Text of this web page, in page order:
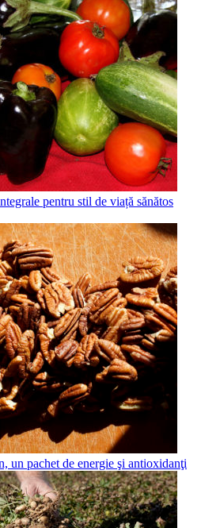
pentru stil de viață sănătos
un pachet de energie şi antioxidanţi